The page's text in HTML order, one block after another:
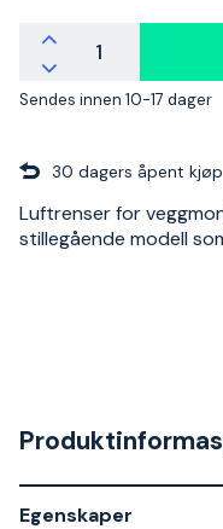
Sendes innen 10-17 dager
30 dagers åpent kjøp
Luftrenser for
stillegående modell
Egenskaper